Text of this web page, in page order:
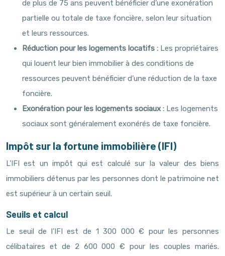
de plus de 75 ans peuvent bénéficier d’une exonération
partielle ou totale de taxe foncière, selon leur situation
et leurs ressources.
Réduction pour les logements locatifs : Les propriétaires
qui louent leur bien immobilier à des conditions de
ressources peuvent bénéficier d’une réduction de la taxe
foncière.
Exonération pour les logements sociaux : Les logements
sociaux sont généralement exonérés de taxe foncière.
Impôt sur la fortune immobilière (IFI)
L’IFI est un impôt qui est calculé sur la valeur des biens
immobiliers détenus par les personnes dont le patrimoine net
est supérieur à un certain seuil.
Seuils et calcul
Le seuil de l’IFI est de 1 300 000 € pour les personnes
célibataires et de 2 600 000 € pour les couples mariés.